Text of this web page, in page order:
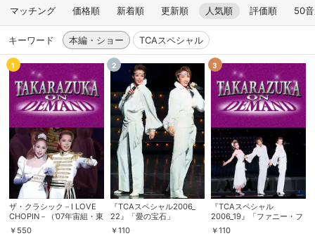
マッチング 価格順 新着順 更新順 人気順 評価順 50
キーワード 本編・ショー TCAスペシャル
1
ザ・クラシック－I LOVE
CHOPIN－（’07年宙組・東
京・千秋楽）
￥ 550
2
『TCAスペシャル2006_
22』「愛の宝石」
￥110
3
『TCAスペシャル
2006_19』「ファニー・フ
ィーリング」
￥110